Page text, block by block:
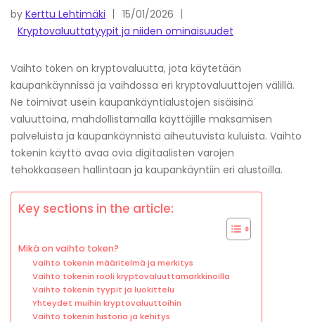
by Kerttu Lehtimäki
15/01/2026
Kryptovaluuttatyypit ja niiden ominaisuudet
Vaihto token on kryptovaluutta, jota käytetään
kaupankäynnissä ja vaihdossa eri kryptovaluuttojen välillä.
Ne toimivat usein kaupankäyntialustojen sisäisinä
valuuttoina, mahdollistamalla käyttäjille maksamisen
palveluista ja kaupankäynnistä aiheutuvista kuluista. Vaihto
tokenin käyttö avaa ovia digitaalisten varojen
tehokkaaseen hallintaan ja kaupankäyntiin eri alustoilla.
Key sections in the article:
Mikä on vaihto token?
Vaihto tokenin määritelmä ja merkitys
Vaihto tokenin rooli kryptovaluuttamarkkinoilla
Vaihto tokenin tyypit ja luokittelu
Yhteydet muihin kryptovaluuttoihin
Vaihto tokenin historia ja kehitys